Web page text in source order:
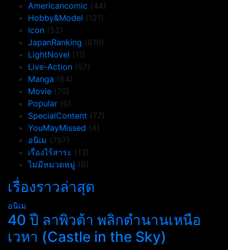
Americancomic (44)
Hobby&Model (121)
icon (52)
JapanRanking (810)
LightNovel (11)
Live-Action (57)
Manga (84)
Movie (70)
Popular (6)
SpecialContent (77)
YouMayMissed (4)
อนิเม (797)
เรื่องไร้สาระ (13)
ไม่มีหมวดหมู่ (6)
เรื่องราวล่าสุด
อนิเม
40 ปี ลาพิวต้า พลิกตำนานเหนือ
เวหา (Castle in the Sky)